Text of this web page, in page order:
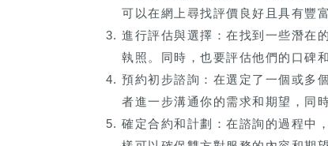
可以在網上尋找評價良好且具有豐
進行評估與選擇：在找到一些潛在
執照。同時，也要評估他們的口碑
預約初步諮詢：在選定了一個或多
者進一步溝通你的需求和期望，同
確定合約和計劃：在諮詢的過程中